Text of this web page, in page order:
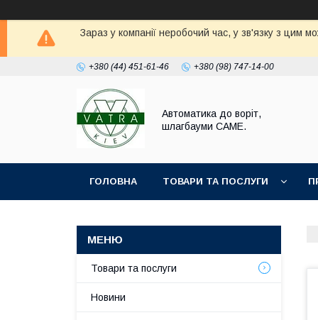
Зараз у компанії неробочий час, у зв'язку з цим
+380 (44) 451-61-46 +380 (98) 747-14-00
Автоматика до воріт,
шлагбауми CAME.
ГОЛОВНА ТОВАРИ ТА ПОСЛУГИ
Товари та послуги
Новини